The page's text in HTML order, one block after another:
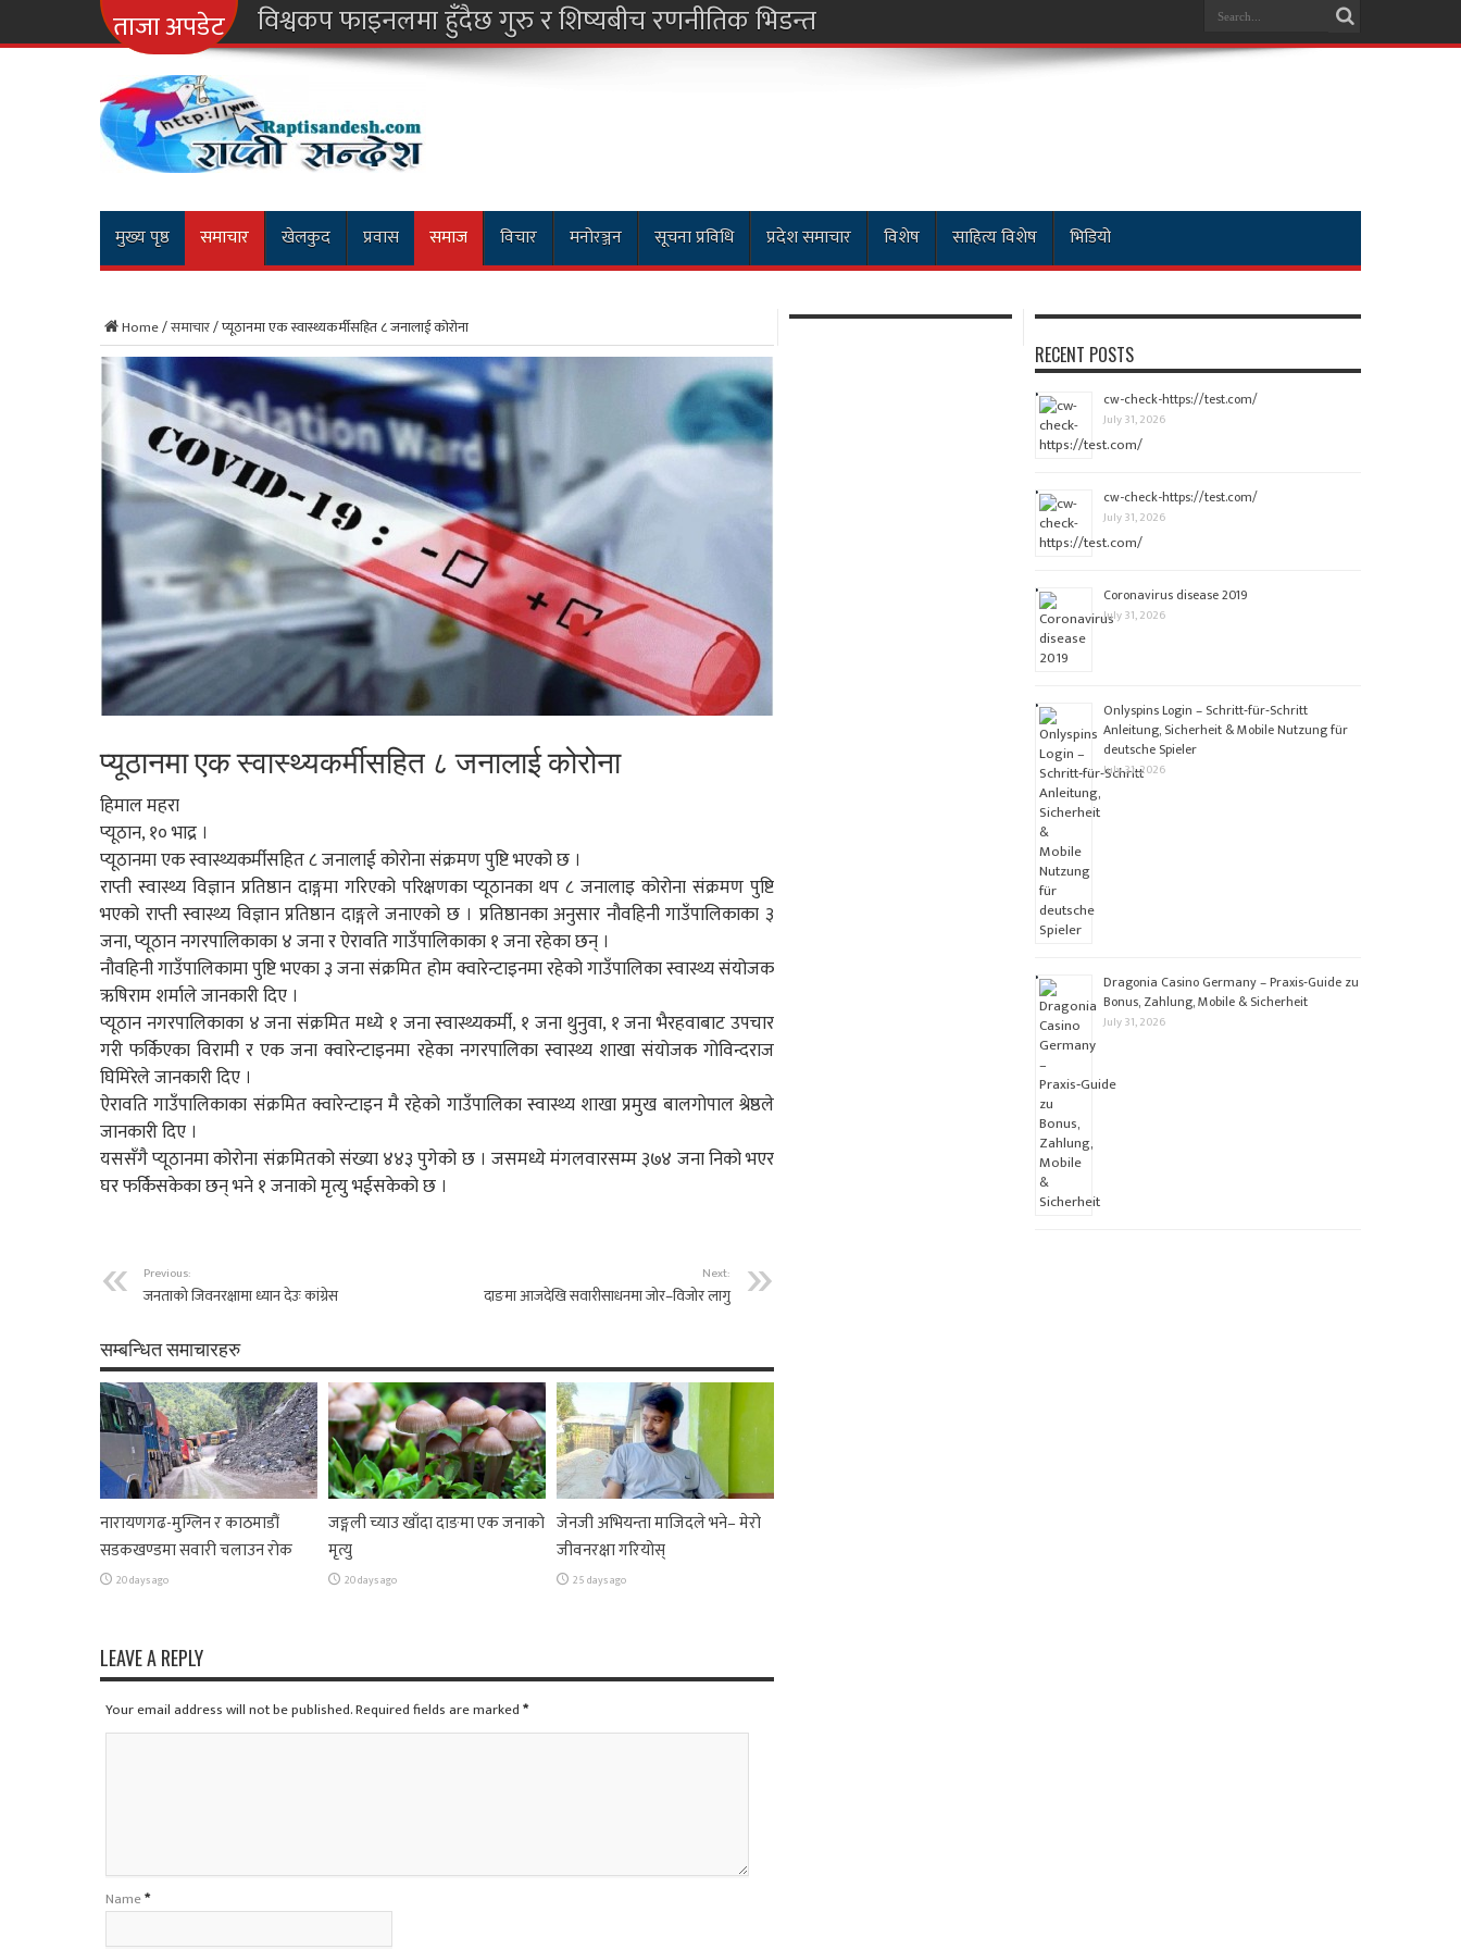
ताजा अपडेट नारा
मुख्य पृष्ठ समाचार खेलकुद प्रवास समाज विचार मनोरञ्जन सूचना प्रविधि प्रदेश समाचार विशेष साहित्य विशेष भिडियो
Home/समाचार/प्यूठानमा एक स्वास्थ्यकर्मीसहित ८ जनालाई कोरोना
प्यूठानमा एक स्वास्थ्यकर्मीसहित ८ जनालाई कोरोना
हिमाल महरा
प्यूठान, १० भाद्र ।
प्यूठानमा एक स्वास्थ्यकर्मीसहित ८ जनालाई कोरोना संक्रमण पुष्टि भएको छ ।
राप्ती स्वास्थ्य विज्ञान प्रतिष्ठान दाङ्गमा गरिएको परिक्षणका प्यूठानका थप ८ जनालाइ कोरोना संक्रमण पुष्टि
भएको राप्ती स्वास्थ्य विज्ञान प्रतिष्ठान दाङ्गले जनाएको छ । प्रतिष्ठानका अनुसार नौवहिनी गाउँपालिकाका ३
जना, प्यूठान नगरपालिकाका ४ जना र ऐरावति गाउँपालिकाका १ जना रहेका छन् ।
नौवहिनी गाउँपालिकामा पुष्टि भएका ३ जना संक्रमित होम क्वारेन्टाइनमा रहेको गाउँपालिका स्वास्थ्य संयोजक
ऋषिराम शर्माले जानकारी दिए ।
प्यूठान नगरपालिकाका ४ जना संक्रमित मध्ये १ जना स्वास्थ्यकर्मी, १ जना थुनुवा, १ जना भैरहवाबाट उपचार
गरी फर्किएका विरामी र एक जना क्वारेन्टाइनमा रहेका नगरपालिका स्वास्थ्य शाखा संयोजक गोविन्दराज
घिमिरेले जानकारी दिए ।
ऐरावति गाउँपालिकाका संक्रमित क्वारेन्टाइन मै रहेको गाउँपालिका स्वास्थ्य शाखा प्रमुख बालगोपाल श्रेष्ठले
जानकारी दिए ।
यससँगै प्यूठानमा कोरोना संक्रमितको संख्या ४४३ पुगेको छ । जसमध्ये मंगलवारसम्म ३७४ जना निको भएर
घर फर्किसकेका छन् भने १ जनाको मृत्यु भईसकेको छ ।
Previous:
जनताको जिवनरक्षामा ध्यान देउः कांग्रेस
Next:
दाङमा आजदेखि सवारीसाधनमा जोर–विजोर लागु
सम्बन्धित समाचारहरु
नारायणगढ-मुग्लिन र काठमाडौं
सडकखण्डमा सवारी चलाउन रोक
20 days ago
जङ्गली च्याउ खाँदा दाङमा एक जनाको
मृत्यु
20 days ago
जेनजी अभियन्ता माजिदले भने– मेरो
जीवनरक्षा गरियोस्
25 days ago
LEAVE A REPLY
Your email address will not be published. Required fields are marked*
Name*
RECENT POSTS
cw-check-https://test.com/
July 31, 2026
cw-check-https://test.com/
July 31, 2026
Coronavirus disease 2019
July 31, 2026
Onlyspins Login – Schritt‑für‑Schritt
Anleitung, Sicherheit & Mobile Nutzung für
deutsche Spieler
July 31, 2026
Dragonia Casino Germany – Praxis‑Guide zu
Bonus, Zahlung, Mobile & Sicherheit
July 31, 2026